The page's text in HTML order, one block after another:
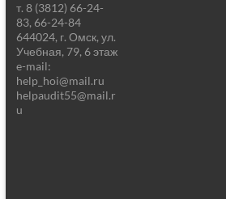
т. 8 (3812) 66-24-
83, 66-24-84
644024, г. Омск, ул.
Учебная, 79, 6 этаж
e-mail:
help_hoi@mail.ru
helpaudit55@mail.r
u